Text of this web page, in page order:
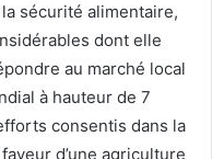
sécurité alimentaire,
dont elle
au marché local
à hauteur de 7
consentis dans la
d’une agriculture